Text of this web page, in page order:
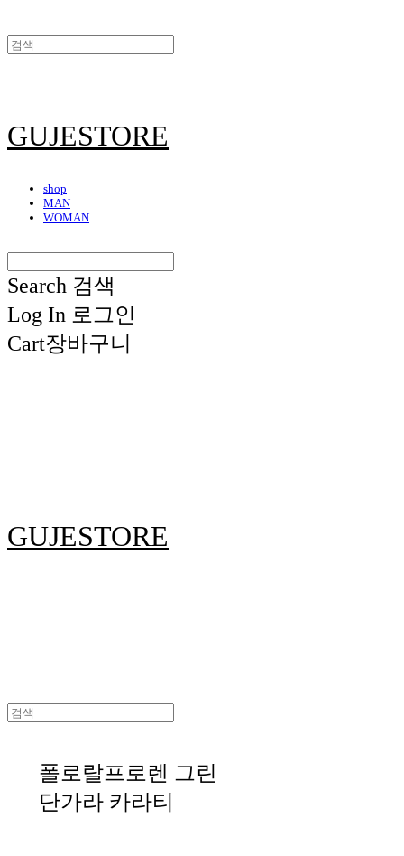
GUJESTORE
shop
MAN
WOMAN
Search 검색
Log In 로그인
Cart장바구니
GUJESTORE
폴로랄프로렌 그린
단가라 카라티